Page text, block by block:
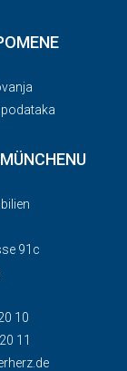
91c
10
11